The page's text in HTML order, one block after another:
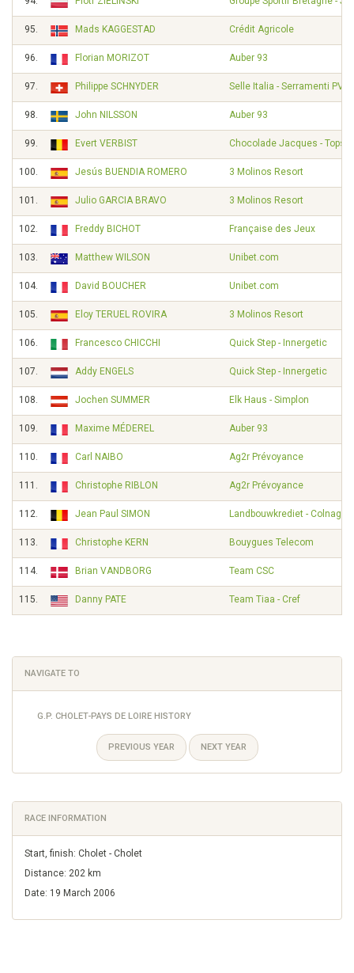
95. Mads KAGGESTAD Crédit Agricole
96. Florian MORIZOT Auber 93
97. Philippe SCHNYDER Selle Italia - Serramenti
98. John NILSSON Auber 93
99. Evert VERBIST Chocolade Jacques -
100. Jesús BUENDIA ROMERO 3 Molinos Resort
101. Julio GARCIA BRAVO 3 Molinos Resort
102. Freddy BICHOT Française des Jeux
103. Matthew WILSON Unibet.com
104. David BOUCHER Unibet.com
105. Eloy TERUEL ROVIRA 3 Molinos Resort
106. Francesco CHICCHI Quick Step - Innergetic
107. Addy ENGELS Quick Step - Innergetic
108. Jochen SUMMER Elk Haus - Simplon
109. Maxime MÉDEREL Auber 93
110. Carl NAIBO Ag2r Prévoyance
111. Christophe RIBLON Ag2r Prévoyance
112. Jean Paul SIMON Landbouwkrediet - Colnago
113. Christophe KERN Bouygues Telecom
114. Brian VANDBORG Team CSC
115. Danny PATE Team Tiaa - Cref
NAVIGATE TO
G.P. CHOLET-PAYS DE LOIRE HISTORY
PREVIOUS YEAR NEXT YEAR
RACE INFORMATION
Start, finish: Cholet - Cholet
Distance: 202 km
Date: 19 March 2006